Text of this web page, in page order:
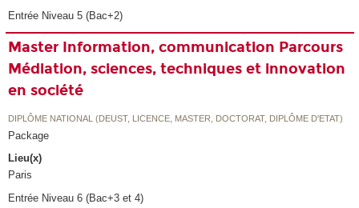
Entrée Niveau 5 (Bac+2)
Master Information, communication Parcours
Médiation, sciences, techniques et innovation
en société
DIPLÔME NATIONAL (DEUST, LICENCE, MASTER, DOCTORAT, DIPLÔME D'ETAT)
Package
Lieu(x)
Paris
Entrée Niveau 6 (Bac+3 et 4)